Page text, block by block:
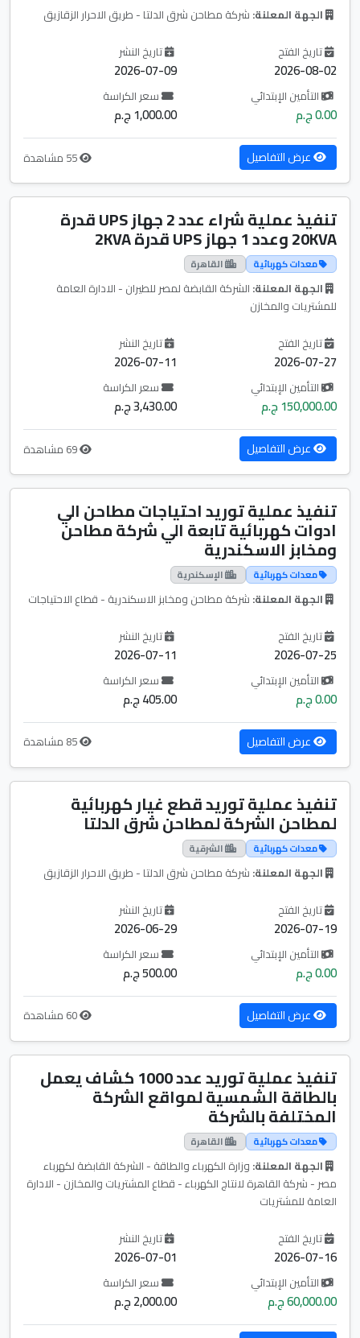
الجهة المعلنة: شركة مطاحن شرق الدلتا - طريق الاحرار الزقازيق
تاريخ الفتح
2026-08-02
تاريخ النشر
2026-07-09
التأمين الإبتدائي
0.00 ج.م
سعر الكراسة
1,000.00 ج.م
عرض التفاصيل
تنفيذ عملية شراء عدد 2 جهاز UPS قدرة
20KVA وعدد 1 جهاز UPS قدرة 2KVA
معدات كهربائية القاهرة
الجهة المعلنة: الشركة القابضة لمصر للطيران - الادارة العامة
للمشتريات والمخازن
تاريخ الفتح
2026-07-27
تاريخ النشر
2026-07-11
التأمين الإبتدائي
150,000.00 ج.م
سعر الكراسة
3,430.00 ج.م
عرض التفاصيل
تنفيذ عملية توريد احتياجات مطاحن الي
ادوات كهربائية تابعة الي شركة مطاحن
ومخابز الاسكندرية
معدات كهربائية الإسكندرية
الجهة المعلنة: شركة مطاحن ومخابز الاسكندرية - قطاع الاحتياجات
تاريخ الفتح
2026-07-25
تاريخ النشر
2026-07-11
التأمين الإبتدائي
0.00 ج.م
سعر الكراسة
405.00 ج.م
عرض التفاصيل
تنفيذ عملية توريد قطع غيار كهربائية
لمطاحن الشركة لمطاحن شرق الدلتا
معدات كهربائية الشرقية
الجهة المعلنة: شركة مطاحن شرق الدلتا - طريق الاحرار الزقازيق
تاريخ الفتح
2026-07-19
تاريخ النشر
2026-06-29
التأمين الإبتدائي
0.00 ج.م
سعر الكراسة
500.00 ج.م
عرض التفاصيل
تنفيذ عملية توريد عدد 1000 كشاف يعمل
بالطاقة الشمسية لمواقع الشركة
المختلفة بالشركة
معدات كهربائية القاهرة
الجهة المعلنة: وزارة الكهرباء والطاقة - الشركة القابضة لكهرباء
مصر - شركة القاهرة لانتاج الكهرباء - قطاع المشتريات والمخازن - الادارة
العامة للمشتريات
تاريخ الفتح
2026-07-16
تاريخ النشر
2026-07-01
التأمين الإبتدائي
60,000.00 ج.م
سعر الكراسة
2,000.00 ج.م